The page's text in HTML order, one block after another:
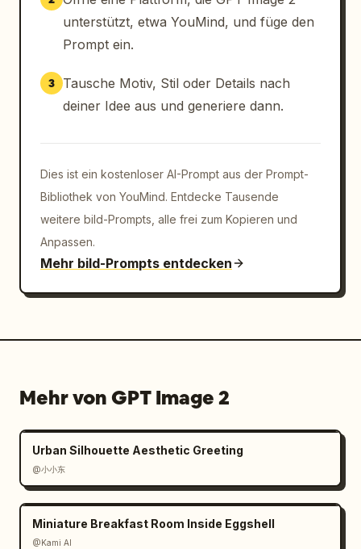
unterstützt, etwa YouMind, und füge den
Prompt ein.
3
Tausche Motiv, Stil oder Details nach
deiner Idee aus und generiere dann.
Dies ist ein kostenloser AI-Prompt aus der Prompt-
Bibliothek von YouMind. Entdecke Tausende
weitere bild-Prompts, alle frei zum Kopieren und
Anpassen.
Mehr bild-Prompts entdecken
Mehr von GPT Image 2
Urban Silhouette Aesthetic Greeting
@小小东
Miniature Breakfast Room Inside Eggshell
@Kami AI